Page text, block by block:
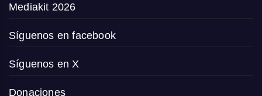
Mediakit 2026
Síguenos en facebook
Síguenos en X
Donaciones